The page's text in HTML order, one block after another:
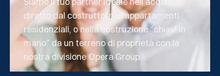
diretto dal costruttore di appartamenti
residenziali, o nella costruzione “chiavi in
mano” da un terreno di proprietà con la
nostra divisione Opera Group